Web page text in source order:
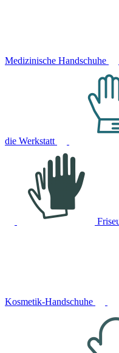
Medizinische Handschuhe
die Werkstatt
Kosmetik-Handschuhe